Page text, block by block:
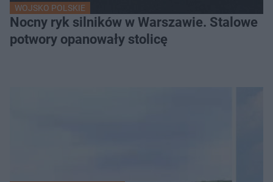
WOJSKO POLSKIE
Nocny ryk silników w Warszawie. Stalowe
potwory opanowały stolicę